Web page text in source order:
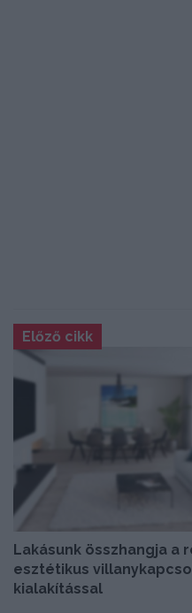
Előző cikk
Lakásunk összhangja a
esztétikus
kialakítással